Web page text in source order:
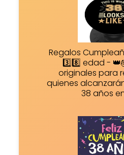
Regalos
3️⃣8️⃣ edad -
originales para
quienes
38 años